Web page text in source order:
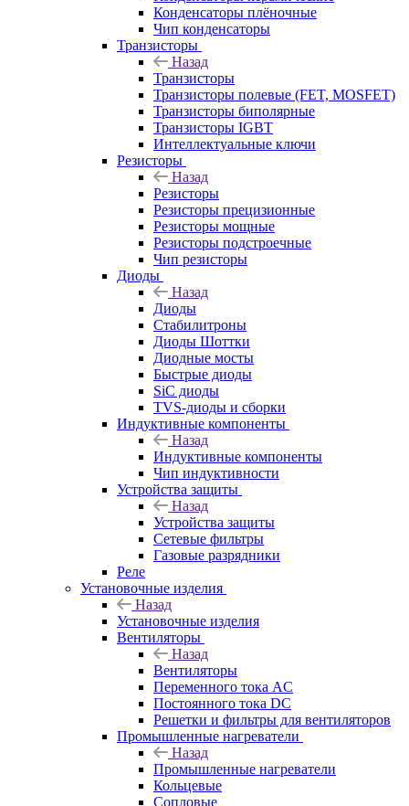
Конденсаторы плёночные
Чип конденсаторы
Транзисторы
Назад
Транзисторы
Транзисторы полевые (FET, MOSFET)
Транзисторы биполярные
Транзисторы IGBT
Интеллектуальные ключи
Резисторы
Назад
Резисторы
Резисторы прецизионные
Резисторы мощные
Резисторы подстроечные
Чип резисторы
Диоды
Назад
Диоды
Стабилитроны
Диоды Шоттки
Диодные мосты
Быстрые диоды
SiC диоды
TVS-диоды и сборки
Индуктивные компоненты
Назад
Индуктивные компоненты
Чип индуктивности
Устройства защиты
Назад
Устройства защиты
Сетевые фильтры
Газовые разрядники
Реле
Установочные изделия
Назад
Установочные изделия
Вентиляторы
Назад
Вентиляторы
Переменного тока AC
Постоянного тока DC
Решетки и фильтры для вентиляторов
Промышленные нагреватели
Назад
Промышленные нагреватели
Кольцевые
Сопловые